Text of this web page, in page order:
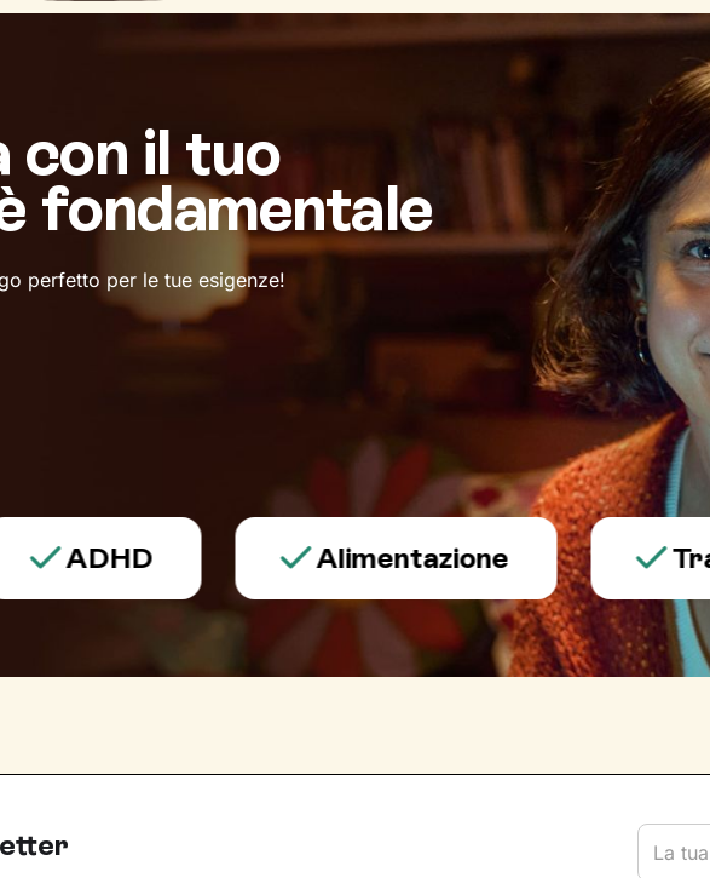
con il tuo
fondamentale
perfetto per le tue esigenze!
ADHD Alimentazione